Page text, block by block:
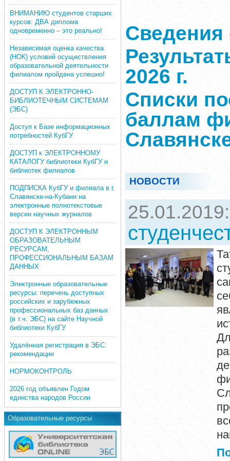
ВНИМАНИЮ студентов старших
курсов: ДВА диплома
одновременно – это реально!
Независимая оценка качества
(НОК) условий осуществления
образовательной деятельности
филиалом пройдена успешно!
ДОСТУП К ЭЛЕКТРОННО-
БИБЛИОТЕЧНЫМ СИСТЕМАМ
(ЭБС)
Доступ к Базе информационных
потребностей КубГУ
ДОСТУП к ЭЛЕКТРОННОМУ
КАТАЛОГУ библиотеки КубГУ и
библиотек филиалов
ПОДПИСКА КубГУ и филиала в г.
Славянске-на-Кубани на
электронные полнотекстовые
версии научных журналов
ДОСТУП К ЭЛЕКТРОННЫМ
ОБРАЗОВАТЕЛЬНЫМ
РЕСУРСАМ,
ПРОФЕССИОНАЛЬНЫМ БАЗАМ
ДАННЫХ
Электронные образовательные
ресурсы: перечень доступных
российских и зарубежных
профессиональных баз данных
(в т.ч. ЭБС) на сайте Научной
библиотеки КубГУ
Удалённая регистрация в ЭБС:
рекомендации
НОРМОКОНТРОЛЬ
2026 год объявлен Годом
единства народов России
Образовательные ресурсы
Сведения
2026 г.
Списки
баллам
НОВОСТИ